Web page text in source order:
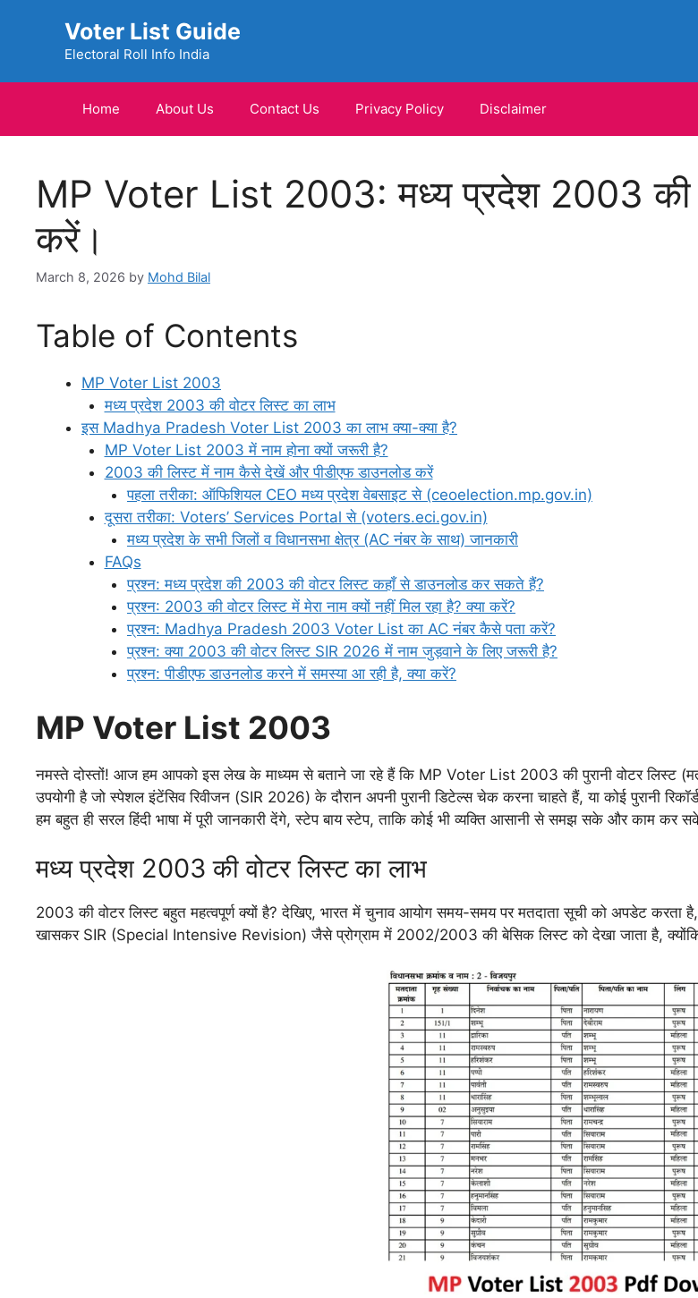
Voter List Guide
Electoral Roll Info India
Home About Us Contact Us Privacy Policy Disclaimer
MP Voter List 2003: मध्य प्रदेश 2003 की
करें।
March 8, 2026 by Mohd Bilal
Table of Contents
MP Voter List 2003
मध्य प्रदेश 2003 की वोटर लिस्ट का लाभ
इस Madhya Pradesh Voter List 2003 का लाभ क्या-क्या है?
MP Voter List 2003 में नाम होना क्यों जरूरी है?
2003 की लिस्ट में नाम कैसे देखें और पीडीएफ डाउनलोड करें
पहला तरीका: ऑफिशियल CEO मध्य प्रदेश वेबसाइट से (ceoelection.mp.gov.in)
दूसरा तरीका: Voters’ Services Portal से (voters.eci.gov.in)
मध्य प्रदेश के सभी जिलों व विधानसभा क्षेत्र (AC नंबर के साथ) जानकारी
FAQs
प्रश्न: मध्य प्रदेश की 2003 की वोटर लिस्ट कहाँ से डाउनलोड कर सकते हैं?
प्रश्न: 2003 की वोटर लिस्ट में मेरा नाम क्यों नहीं मिल रहा है? क्या करें?
प्रश्न: Madhya Pradesh 2003 Voter List का AC नंबर कैसे पता करें?
प्रश्न: क्या 2003 की वोटर लिस्ट SIR 2026 में नाम जुड़वाने के लिए जरूरी है?
प्रश्न: पीडीएफ डाउनलोड करने में समस्या आ रही है, क्या करें?
MP Voter List 2003
नमस्ते दोस्तों! आज हम आपको इस लेख के माध्यम से बताने जा रहे हैं कि MP Voter List 2003 की पुरानी वोटर लिस्ट
उपयोगी है जो स्पेशल इंटेंसिव रिवीजन (SIR 2026) के दौरान अपनी पुरानी डिटेल्स चेक करना चाहते हैं, या कोई पुरानी
हम बहुत ही सरल हिंदी भाषा में पूरी जानकारी देंगे, स्टेप बाय स्टेप, ताकि कोई भी व्यक्ति आसानी से समझ सके और काम कर
मध्य प्रदेश 2003 की वोटर लिस्ट का लाभ
2003 की वोटर लिस्ट बहुत महत्वपूर्ण क्यों है? देखिए, भारत में चुनाव आयोग समय-समय पर मतदाता सूची को अपडेट करता
खासकर SIR (Special Intensive Revision) जैसे प्रोग्राम में 2002/2003 की बेसिक लिस्ट को देखा जाता है,